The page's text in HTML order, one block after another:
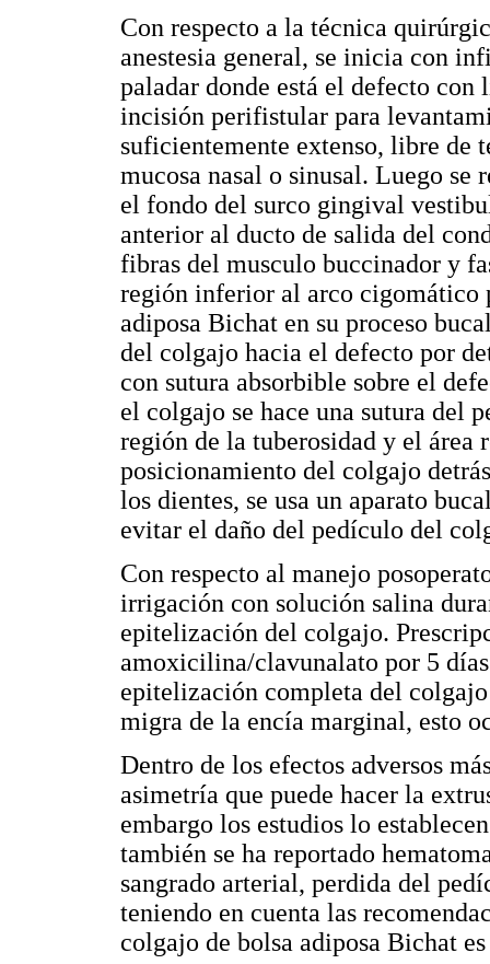
Con respecto a la técnica
anestesia general, se inicia con
paladar donde está el defecto
incisión perifistular para
suficientemente extenso, libre de
mucosa nasal o sinusal. Luego
el fondo del surco gingival
anterior al ducto de salida del
fibras del musculo buccinador y
región inferior al arco cigomático
adiposa Bichat en su proceso
del colgajo hacia el defecto por
con sutura absorbible sobre el
el colgajo se hace una sutura del
región de la tuberosidad y el área
posicionamiento del colgajo
los dientes, se usa un aparato
evitar el daño del pedículo del
Con respecto al manejo
irrigación con solución salina
epitelización del colgajo.
amoxicilina/clavunalato por 5
epitelización completa del
migra de la encía marginal, esto
Dentro de los efectos adversos
asimetría que puede hacer la
embargo los estudios lo
también se ha reportado
sangrado arterial, perdida del
teniendo en cuenta las
colgajo de bolsa adiposa Bichat